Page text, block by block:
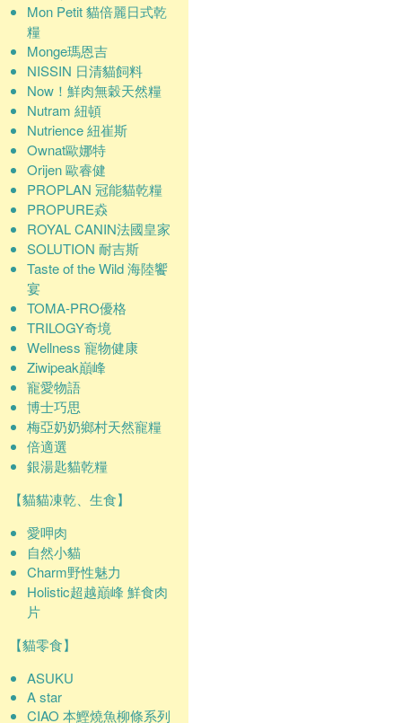
Mon Petit 貓倍麗日式乾
糧
Monge瑪恩吉
NISSIN 日清貓飼料
Now！鮮肉無穀天然糧
Nutram 紐頓
Nutrience 紐崔斯
Ownat歐娜特
Orijen 歐睿健
PROPLAN 冠能貓乾糧
PROPURE猋
ROYAL CANIN法國皇家
SOLUTION 耐吉斯
Taste of the Wild 海陸饗
宴
TOMA-PRO優格
TRILOGY奇境
Wellness 寵物健康
Ziwipeak巔峰
寵愛物語
博士巧思
梅亞奶奶鄉村天然寵糧
倍適選
銀湯匙貓乾糧
【貓貓凍乾、生食】
愛呷肉
自然小貓
Charm野性魅力
Holistic超越巔峰 鮮食肉
片
【貓零食】
ASUKU
A star
CIAO 本鰹燒魚柳條系列